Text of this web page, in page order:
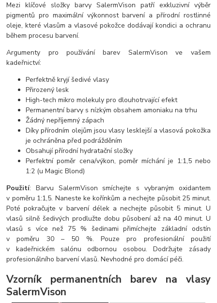
Mezi klíčové složky barvy SalermVison patří exkluzivní výběr
pigmentů pro maximální výkonnost barvení a přírodní rostlinné
oleje, které vlasům a vlasové pokožce dodávají kondici a ochranu
během procesu barvení.
Argumenty pro používání barev SalermVison ve vašem
kadeřnictví:
Perfektně kryjí šedivé vlasy
Přirozený lesk
High-tech mikro molekuly pro dlouhotrvající efekt
Permanentní barvy s nízkým obsahem amoniaku na trhu
Žádný nepříjemný zápach
Díky přírodním olejům jsou vlasy lesklejší a vlasová pokožka
je ochráněna před podrážděním
Obsahují přírodní hydratační složky
Perfektní poměr cena/výkon, poměr míchání je 1:1,5 nebo
1:2 (u Magic Blond)
Použití: Barvu SalermVison smíchejte s vybraným oxidantem
v poměru 1:1,5. Naneste ke kořínkům a nechejte působit 25 minut.
Poté pokračujte v barvení délek a nechejte působit 5 minut. U
vlasů silně šedivých prodlužte dobu působení až na 40 minut. U
vlasů s více než 75 % šedinami přimíchejte základní odstín
v poměru 30 – 50 %. Pouze pro profesionální použití
v kadeřnickém salónu odbornou osobou. Dodržujte zásady
profesionálního barvení vlasů. Nevhodné pro domácí péči.
Vzorník permanentních barev na vlasy
SalermVison